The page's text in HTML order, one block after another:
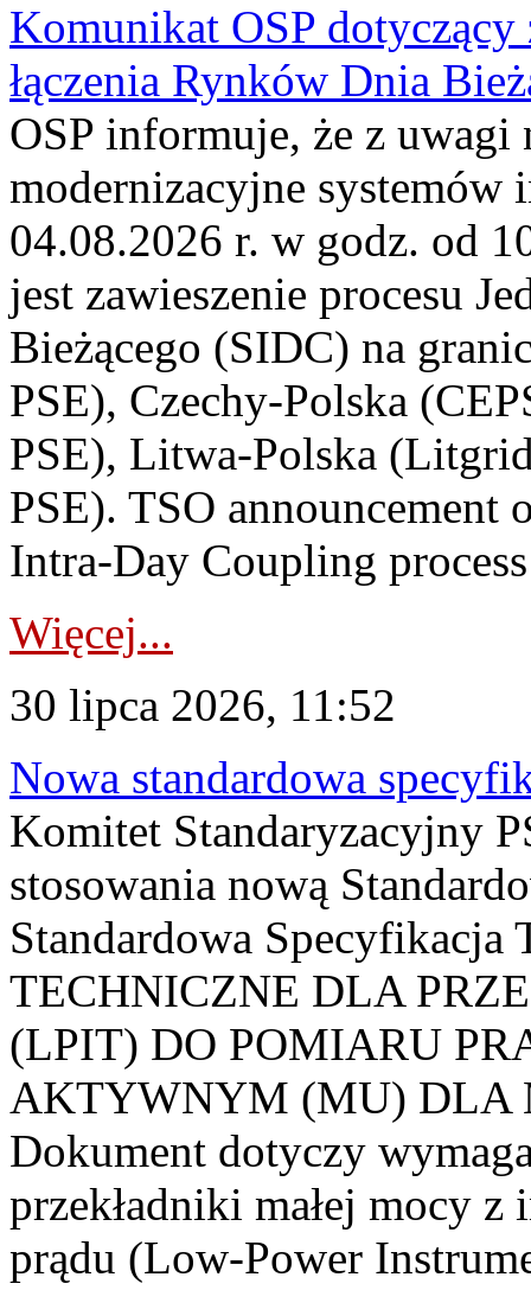
Komunikat OSP dotyczący
łączenia Rynków Dnia
OSP informuje, że z uwagi
modernizacyjne
04.08.2026 r. w godz. od
jest zawieszenie procesu
Bieżącego (SIDC) na
PSE), Czechy-Polska
PSE), Litwa-Polska
PSE). TSO announcement
Intra-Day Coupling
Więcej...
30 lipca 2026, 11:52
Nowa standardowa
Komitet Standaryzacyjny
stosowania nową
Standardowa
TECHNICZNE DLA
(LPIT) DO POMIARU
AKTYWNYM (MU) DLA
Dokument dotyczy
przekładniki małej mocy
prądu (Low-Power